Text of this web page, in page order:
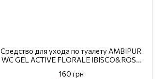
Средство для ухода по туалету AMBIPUR
WC GEL ACTIVE FLORALE IBISCO&ROSA
160 грн